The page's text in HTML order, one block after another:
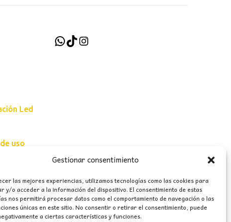
Gestionar consentimiento
las mejores experiencias, utilizamos tecnologías como las cookies para
y/o acceder a la información del dispositivo. El consentimiento de estas
nos permitirá procesar datos como el comportamiento de navegación o las
únicas en este sitio. No consentir o retirar el consentimiento, puede
a ciertas características y funciones.
Led
uso
WhatsApp
TikTokInstagram